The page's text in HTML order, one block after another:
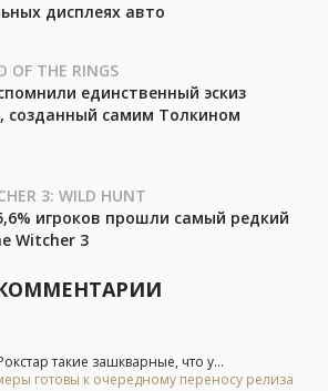
дисплеях авто
OF THE RINGS
единственный эскиз
созданный самим Толкином
3: WILD HUNT
игроков прошли самый редкий
Witcher 3
такие зашкварные, что у...
готовы к очередному переносу релиза